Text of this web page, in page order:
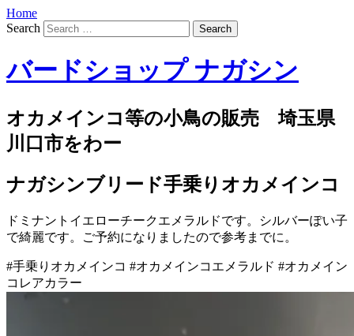
Home
Search
バードショップ ナガシン
オカメインコ等の小鳥の販売 埼玉県
川口市をわー
ナガシンブリード手乗りオカメインコ
ドミナントイエローチークエメラルドです。シルバーぽい子
で綺麗です。ご予約になりましたので参考までに。
#手乗りオカメインコ #オカメインコエメラルド #オカメイン
コレアカラー